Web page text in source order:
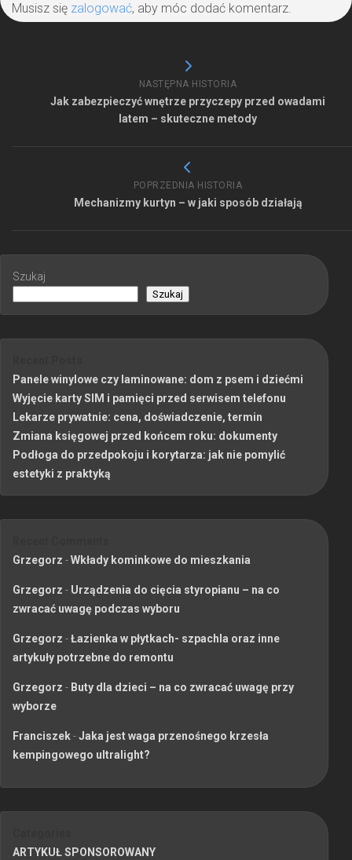
Musisz się zalogować, aby móc dodać komentarz.
NASTĘPNA HISTORIA
Jak zabezpieczyć wnętrze przyczepy przed owadami
latem – skuteczne metody
POPRZEDNIA HISTORIA
Mechanizmy kurtyn – w jaki sposób działają
Szukaj
Szukaj
Panele winylowe czy laminowane: dom z psem i dziećmi
Wyjęcie karty SIM i pamięci przed serwisem telefonu
Lekarze prywatnie: cena, doświadczenie, termin
Zmiana księgowej przed końcem roku: dokumenty
Podłoga do przedpokoju i korytarza: jak nie pomylić
estetyki z praktyką
Grzegorz -Wkłady kominkowe do mieszkania
Grzegorz - Urządzenia do cięcia styropianu – na co
zwracać uwagę podczas wyboru
Grzegorz -Łazienka w płytkach- szpachla oraz inne
artykuły potrzebne do remontu
Grzegorz - Buty dla dzieci – na co zwracać uwagę przy
wyborze
Franciszek-Jaka jest waga przenośnego krzesła
kempingowego ultralight?
ARTYKUŁ SPONSOROWANY